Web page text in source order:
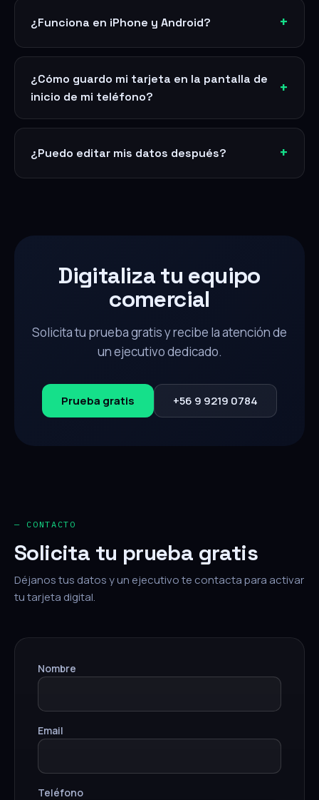
¿Funciona en iPhone y Android?
¿Cómo guardo mi tarjeta en la pantalla de
inicio de mi teléfono?
¿Puedo editar mis datos después?
Digitaliza tu equipo
comercial
Solicita tu prueba gratis y recibe la atención de
un ejecutivo dedicado.
Prueba gratis +56 9 9219 0784
— CONTACTO
Solicita tu prueba gratis
Déjanos tus datos y un ejecutivo te contacta para activar
tu tarjeta digital.
Nombre
Email
Teléfono